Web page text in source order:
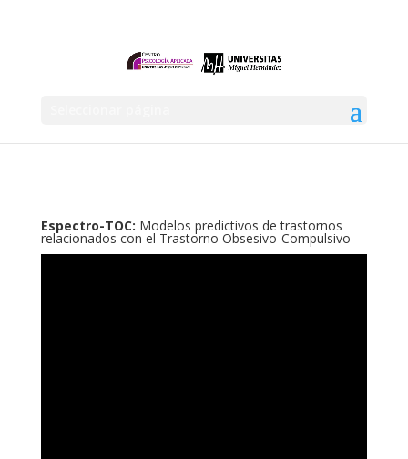
Espectro-TOC: Modelos predictivos de trastornos
relacionados con el Trastorno Obsesivo-Compulsivo